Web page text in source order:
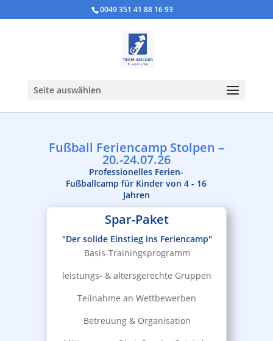
0049 351 41 88 16 93
Seite auswählen
Fußball Feriencamp Stolpen –
20.-24.07.26
Professionelles Ferien-
Fußballcamp für Kinder von 4 - 16
Jahren
Spar-Paket
"Der solide Einstieg ins Feriencamp"
Basis-Trainingsprogramm
leistungs- & altersgerechte Gruppen
Teilnahme an Wettbewerben
Betreuung & Organisation